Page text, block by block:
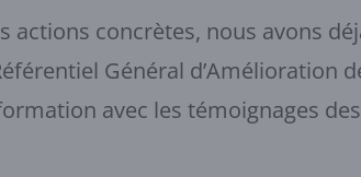
actions concrètes, nous avons
Général d’Amélioration
avec les témoignages